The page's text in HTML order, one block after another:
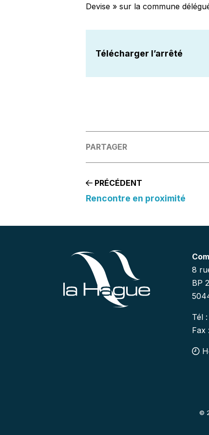
Devise » sur la commune
Télécharger l’arrêté
PARTAGER
PRÉCÉDENT
Rencontre en proximité
8
BP
Tél
Fax
©